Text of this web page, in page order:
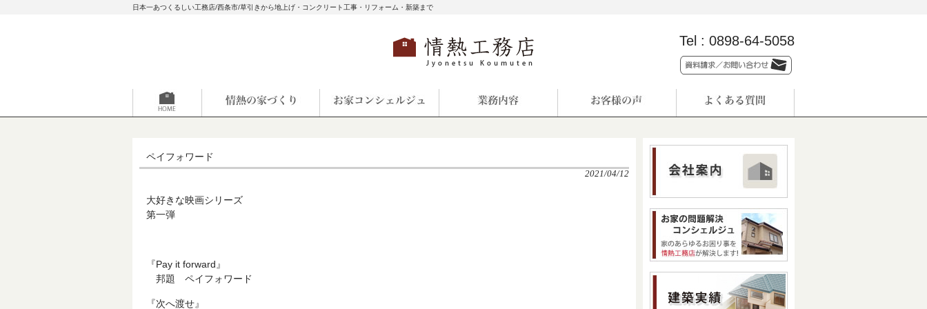
日本一あつくるしい工務店/西条市/草引きから地上げ・コンクリート工事・リフォーム・新築まで
Tel : 0898-64-5058
ペイフォワード
2021/04/12
大好きな映画シリーズ
第一弾
『Pay it forward』
邦題 ペイフォワード
『次へ渡せ』